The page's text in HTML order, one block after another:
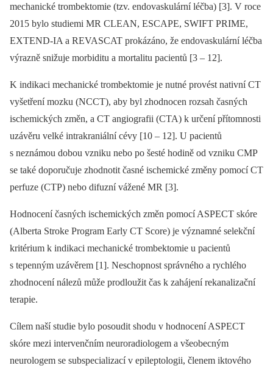
mechanické trombektomie (tzv. endovaskulární léčba) [3]. V roce
2015 bylo studiemi MR CLEAN, ESCAPE, SWIFT PRIME,
EXTEND-IA a REVASCAT prokázáno, že endovaskulární léčba
výrazně snižuje morbiditu a mortalitu pacientů [3 –⁠ 12].
K indikaci mechanické trombektomie je nutné provést nativní CT
vyšetření mozku (NCCT), aby byl zhodnocen rozsah časných
ischemických změn, a CT angiografii (CTA) k určení přítomnosti
uzávěru velké intrakraniální cévy [10 –⁠ 12]. U pacientů
s neznámou dobou vzniku nebo po šesté hodině od vzniku CMP
se také doporučuje zhodnotit časné ischemické změny pomocí CT
perfuze (CTP) nebo difuzní vážené MR [3].
Hodnocení časných ischemických změn pomocí ASPECT skóre
(Alberta Stroke Program Early CT Score) je významné selekční
kritérium k indikaci mechanické trombektomie u pacientů
s tepenným uzávěrem [1]. Neschopnost správného a rychlého
zhodnocení nálezů může prodloužit čas k zahájení rekanalizační
terapie.
Cílem naší studie bylo posoudit shodu v hodnocení ASPECT
skóre mezi intervenčním neuroradiologem a všeobecným
neurologem se subspecializací v epileptologii, členem iktového